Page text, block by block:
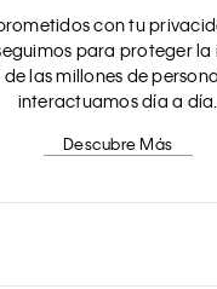
con tu
para proteger
las millones de
interactuamos día a día.
Descubre Más